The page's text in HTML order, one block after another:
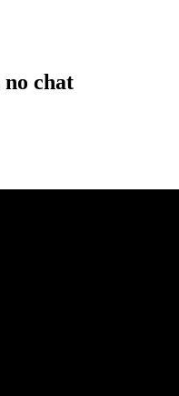
no chat